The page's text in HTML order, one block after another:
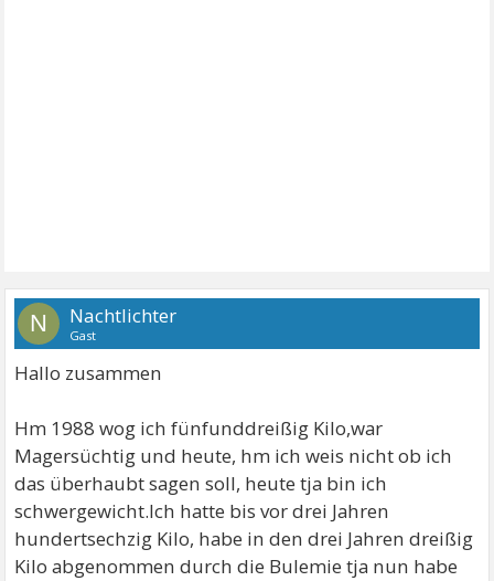
N Nachtlichter
Gast
Hallo zusammen
Hm 1988 wog ich fünfunddreißig Kilo,war
Magersüchtig und heute, hm ich weis nicht ob ich
das überhaubt sagen soll, heute tja bin ich
schwergewicht.Ich hatte bis vor drei Jahren
hundertsechzig Kilo, habe in den drei Jahren dreißig
Kilo abgenommen durch die Bulemie tja nun habe